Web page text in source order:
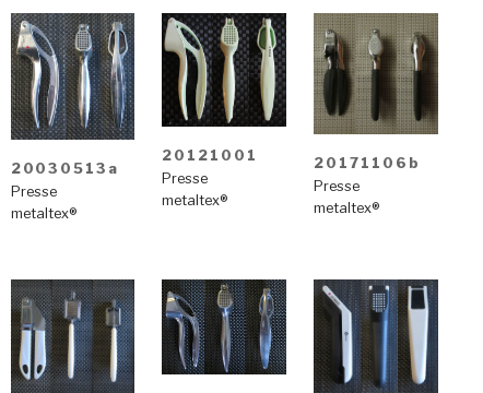
20030513a
Presse
metaltex®
20121001
Presse
metaltex®
20171106b
Presse
metaltex®